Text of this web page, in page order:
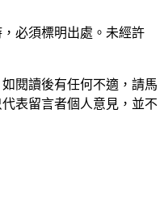
必須標明出處。未經許
閱讀後有任何不適，請馬
表留言者個人意見，並不